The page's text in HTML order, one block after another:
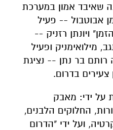
שאיבד אמון במערכת
אבוטבול -- פעיל
ויונתן רזניק --
מילואימניק ופעיל
בר נתן -- נציגת
צעירים בדרום.
על ידי: מאבק
החלוקים הלבנים,
ועל ידי "הדרום